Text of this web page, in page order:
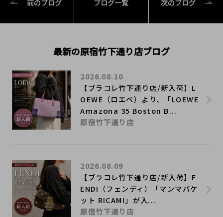
前のブログ ブログ一覧 次のブログ
最新の原宿竹下通り店ブログ
【ブラコレ竹下通り店/新入荷】L
OEWE（ロエベ）より、「LOEWE
Amazona 35 Boston B...
2026.08.10
原宿竹下通り店
【ブラコレ竹下通り店/新入荷】F
ENDI（フェンディ）「マンマバケ
ット RICAMI」が入...
2026.08.09
原宿竹下通り店